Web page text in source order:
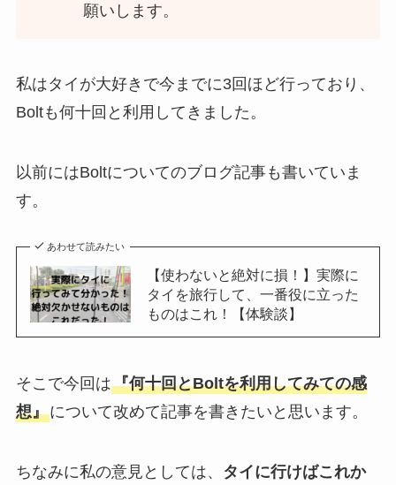
願いします。
私はタイが大好きで今までに3回ほど行っており、
Boltも何十回と利用してきました。
以前にはBoltについてのブログ記事も書いていま
す。
あわせて読みたい
【使わないと絶対に損！】実際に
タイを旅行して、一番役に立った
ものはこれ！【体験談】
そこで今回は『何十回とBoltを利用してみての感
想』について改めて記事を書きたいと思います。
ちなみに私の意見としては、
タイに行けばこれか